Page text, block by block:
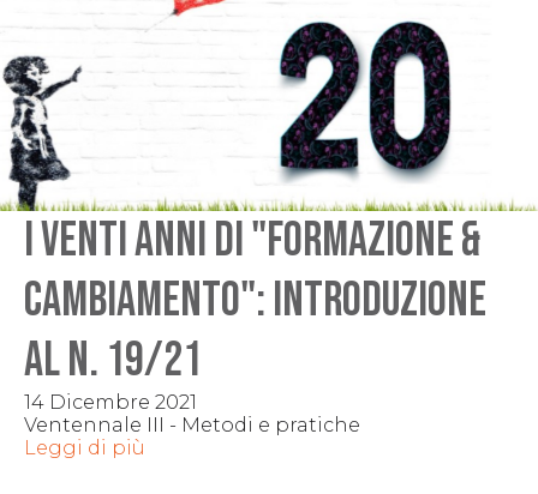
I venti anni di "Formazione &
Cambiamento": Introduzione
al n. 19/21
14 Dicembre 2021
Ventennale III - Metodi e pratiche
Leggi di più